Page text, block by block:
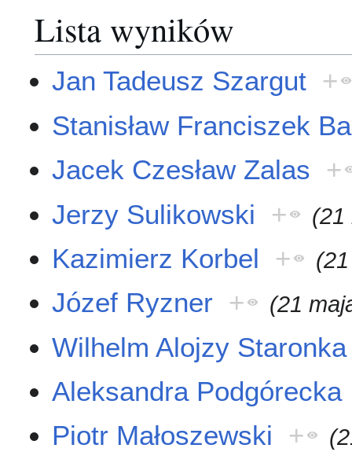
Lista wyników
Jan Tadeusz Szargut +
Stanisław Franciszek
Jacek Czesław Zalas +
Jerzy Sulikowski
+ (21
Kazimierz Korbel +
Józef Ryzner + (21
Wilhelm Alojzy Staronka
Aleksandra Podgórecka
Piotr Małoszewski
+